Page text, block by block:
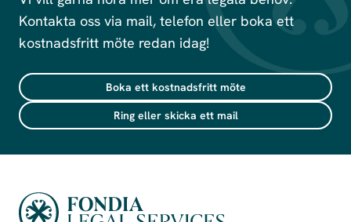
Kontakta oss via mail, telefon eller boka ett
kostnadsfritt möte redan idag!
Boka ett kostnadsfritt möte
Ring eller skicka ett mail